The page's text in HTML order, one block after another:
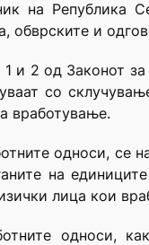
на Република
обврските и
и 2 од Законот
со
вработување.
односи, се
на
лица кои
односи,